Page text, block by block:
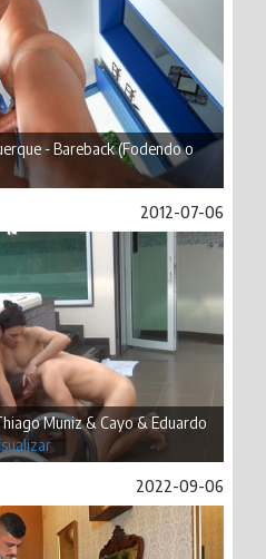
- Bareback (Fodendo o
2012-07-06
Muniz & Cayo & Eduardo
2022-09-06